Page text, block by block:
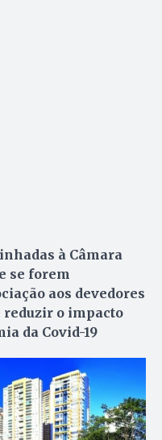
à Câmara
se forem
aos devedores
reduzir o impacto
da Covid-19